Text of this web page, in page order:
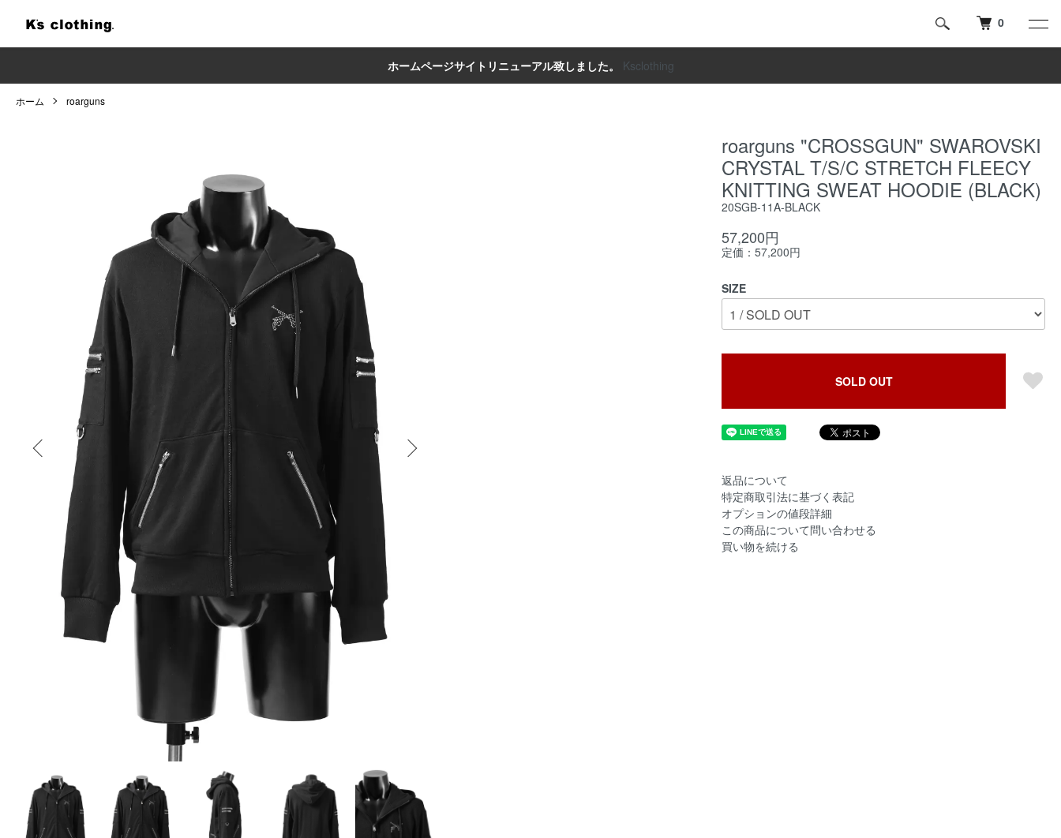
0
ホームページサイトリニューアル致しました。 Ksclothing
ホーム roarguns
roarguns "CROSSGUN" SWAROVSKI
CRYSTAL T/S/C STRETCH FLEECY
KNITTING SWEAT HOODIE (BLACK)
20SGB-11A-BLACK
57,200円
定価：57,200円
SIZE
SOLD OUT
返品について
特定商取引法に基づく表記
オプションの値段詳細
この商品について問い合わせる
買い物を続ける